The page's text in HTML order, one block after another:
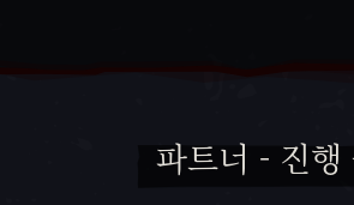
파트너 - 진행